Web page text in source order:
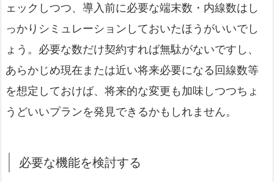
ェックしつつ、導入前に必要な端末数・内線数はし
っかりシミュレーションしておいたほうがいいでし
ょう。必要な数だけ契約すれば無駄がないですし、
あらかじめ現在または近い将来必要になる回線数等
を想定しておけば、将来的な変更も加味しつつちょ
うどいいプランを発見できるかもしれません。
必要な機能を検討する